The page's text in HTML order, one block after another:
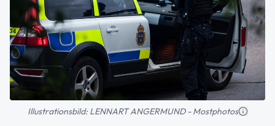
Illustrationsbild: LENNART ANGERMUND - Mostphotos